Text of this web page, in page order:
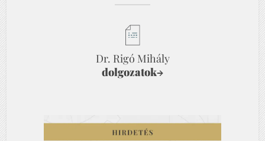
Dr. Rigó Mihály
dolgozatok→